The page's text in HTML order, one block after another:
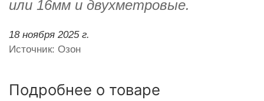
или 16мм и двухметровые.
18 ноября 2025 г.
Источник: Озон
Подробнее о товаре